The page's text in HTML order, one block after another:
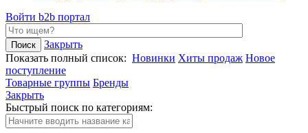
Войти b2b портал
Закрыть
Показать полный список: Новинки Хиты продаж Новое
поступление
Товарные группы Бренды
Закрыть
Быстрый поиск по категориям: